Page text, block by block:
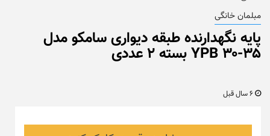
مبلمان خانگی
پایه نگهدارنده طبقه دیواری سامکو مدل
۳۵-۳۰ YPB بسته ۲ عددی